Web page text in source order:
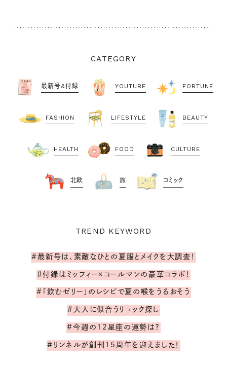
CATEGORY
最新号&付録 YOUTUBE FORTUNE
FASHION LIFESTYLE BEAUTY
HEALTH FOOD CULTURE
北欧 旅 コミック
TREND KEYWORD
#最新号は、素敵なひとの夏服とメイクを大調査！
#付録はミッフィー×コールマンの豪華コラボ！
#「飲むゼリー」のレシピで夏の喉をうるおそう
#大人に似合うリュック探し
#今週の12星座の運勢は？
#リンネルが創刊15周年を迎えました！